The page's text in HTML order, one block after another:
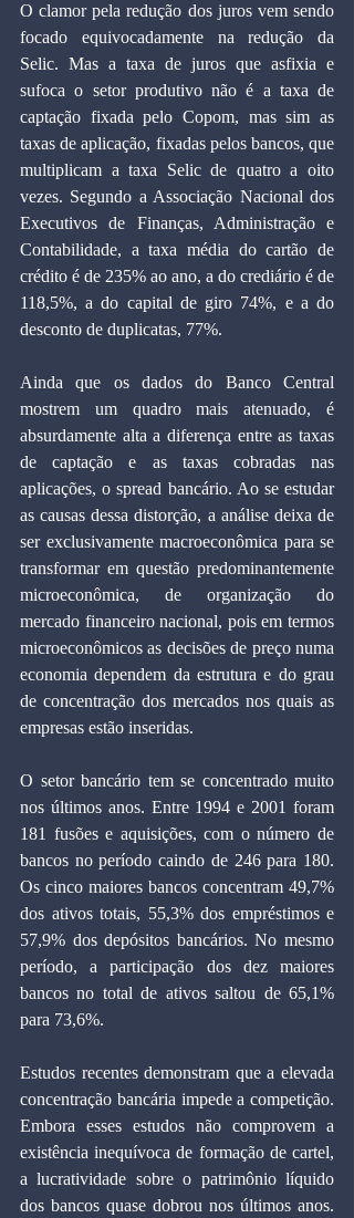
O clamor pela redução dos juros vem sendo
focado equivocadamente na redução da
Selic. Mas a taxa de juros que asfixia e
sufoca o setor produtivo não é a taxa de
captação fixada pelo Copom, mas sim as
taxas de aplicação, fixadas pelos bancos, que
multiplicam a taxa Selic de quatro a oito
vezes. Segundo a Associação Nacional dos
Executivos de Finanças, Administração e
Contabilidade, a taxa média do cartão de
crédito é de 235% ao ano, a do crediário é de
118,5%, a do capital de giro 74%, e a do
desconto de duplicatas, 77%.
Ainda que os dados do Banco Central
mostrem um quadro mais atenuado, é
absurdamente alta a diferença entre as taxas
de captação e as taxas cobradas nas
aplicações, o spread bancário. Ao se estudar
as causas dessa distorção, a análise deixa de
ser exclusivamente macroeconômica para se
transformar em questão predominantemente
microeconômica, de organização do
mercado financeiro nacional, pois em termos
microeconômicos as decisões de preço numa
economia dependem da estrutura e do grau
de concentração dos mercados nos quais as
empresas estão inseridas.
O setor bancário tem se concentrado muito
nos últimos anos. Entre 1994 e 2001 foram
181 fusões e aquisições, com o número de
bancos no período caindo de 246 para 180.
Os cinco maiores bancos concentram 49,7%
dos ativos totais, 55,3% dos empréstimos e
57,9% dos depósitos bancários. No mesmo
período, a participação dos dez maiores
bancos no total de ativos saltou de 65,1%
para 73,6%.
Estudos recentes demonstram que a elevada
concentração bancária impede a competição.
Embora esses estudos não comprovem a
existência inequívoca de formação de cartel,
a lucratividade sobre o patrimônio líquido
dos bancos quase dobrou nos últimos anos.